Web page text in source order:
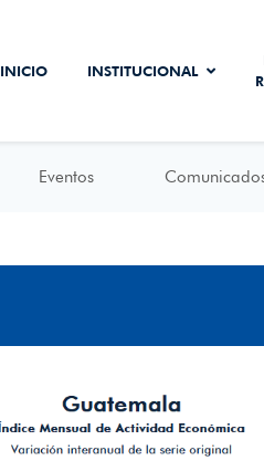
INICIO INSTITUCIONAL
Eventos